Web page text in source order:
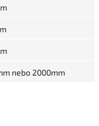
nebo 2000mm